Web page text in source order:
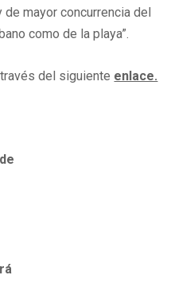
mayor concurrencia del
como de la playa”.
del siguiente enlace.